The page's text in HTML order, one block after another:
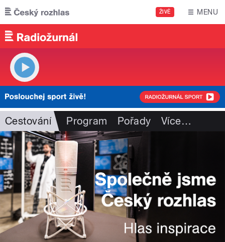
Přejít k hlavnímu obsahu
ŽIVĚ MENU
Cestování Program Pořady Více…